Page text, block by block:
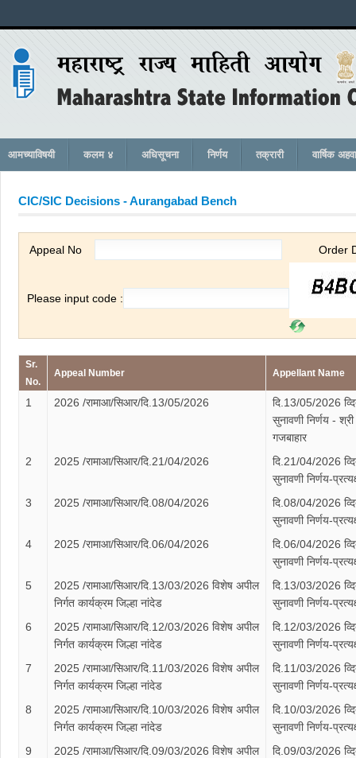
आमच्याविषयी कलम ४ अधिसूचना निर्णय तक्रारी वार्षिक
CIC/SIC Decisions -Aurangabad Bench
Appeal No Order
Please input code :
Sr.
No.
Appeal Number Appellant Name
1 2026 /रामाआ/सिआर/दि.13/05/2026
दि.13/05/2026
सुनावणी निर्णय -
गजबाहार
2
2025 /रामाआ/सिआर/दि.21/04/2026
दि.21/04/2026
सुनावणी निर्णय-
3
2025 /रामाआ/सिआर/दि.08/04/2026
दि.08/04/2026
सुनावणी निर्णय-
4
2025 /रामाआ/सिआर/दि.06/04/2026
दि.06/04/2026
सुनावणी निर्णय-
5
2025 /रामाआ/सिआर/दि.13/03/2026 विशेष अपील
निर्गत कार्यक्रम जिल्हा नांदेड
दि.13/03/2026
सुनावणी निर्णय-
6
2025 /रामाआ/सिआर/दि.12/03/2026 विशेष अपील
निर्गत कार्यक्रम जिल्हा नांदेड
दि.12/03/2026
सुनावणी निर्णय-
7
2025 /रामाआ/सिआर/दि.11/03/2026 विशेष अपील
निर्गत कार्यक्रम जिल्हा नांदेड
दि.11/03/2026
सुनावणी निर्णय-
8
2025 /रामाआ/सिआर/दि.10/03/2026 विशेष अपील
निर्गत कार्यक्रम जिल्हा नांदेड
दि.10/03/2026
सुनावणी निर्णय-
9
2025 /रामाआ/सिआर/दि.09/03/2026 विशेष अपील
दि.09/03/2026